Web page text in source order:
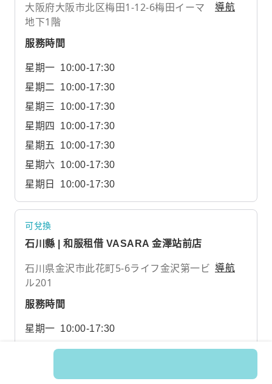
大阪府大阪市北区梅田1-12-6梅田イーマ
地下1階
導航
服務時間
星期一 10:00-17:30
星期二
10:00-17:30
星期三
10:00-17:30
星期四
10:00-17:30
星期五
10:00-17:30
星期六 10:00-17:30
星期日
10:00-17:30
可兌換
石川縣 | 和服租借 VASARA 金澤站前店
石川県金沢市此花町5-6ライフ金沢第一ビ
ル201
導航
服務時間
星期一 10:00-17:30
星期二 10:00-17:30